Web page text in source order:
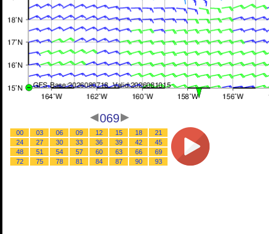
069
00 03 06 09 12 15 18
21
24
27 30 33 36 39 42
45
48
51 54 57 60 63 66
69
72
75 78 81 84 87 90 93